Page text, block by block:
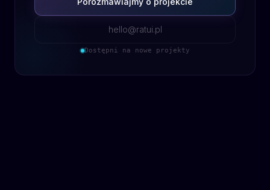
hello@ratui.pl
Dostępni na nowe projekty